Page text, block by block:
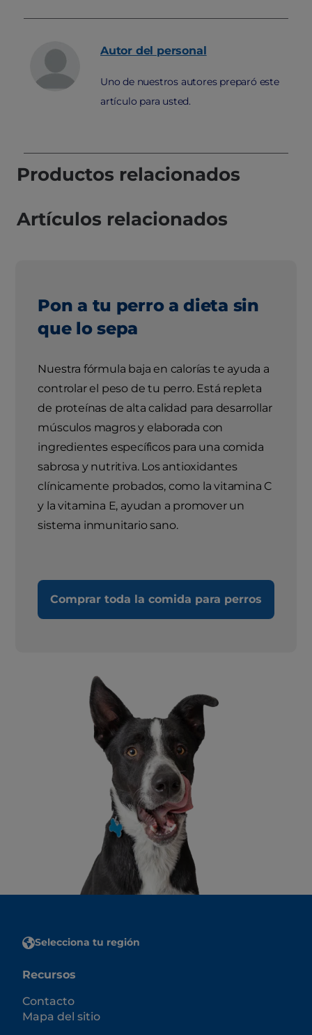
Autor del personal
Uno de nuestros autores preparó este
artículo para usted.
Productos relacionados
Artículos relacionados
Pon a tu perro a dieta sin
que lo sepa
Nuestra fórmula baja en calorías te ayuda a
controlar el peso de tu perro. Está repleta
de proteínas de alta calidad para desarrollar
músculos magros y elaborada con
ingredientes específicos para una comida
sabrosa y nutritiva. Los antioxidantes
clínicamente probados, como la vitamina C
y la vitamina E, ayudan a promover un
sistema inmunitario sano.
Comprar toda la comida para perros
Selecciona tu región
Recursos
Contacto
Mapa del sitio